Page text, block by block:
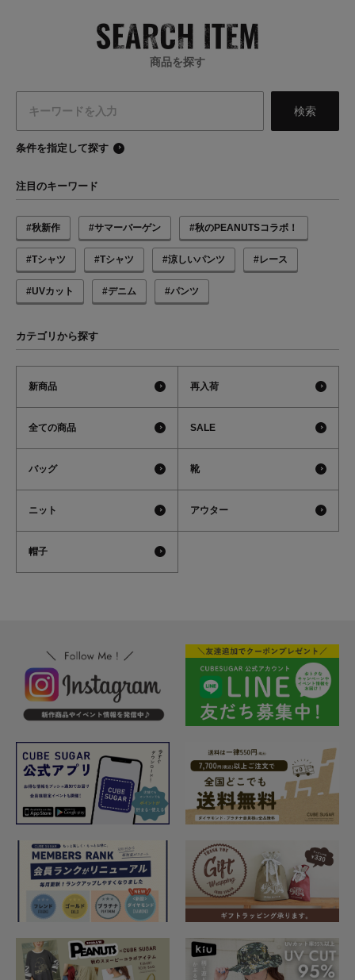
商品を探す
条件を指定して探す
注目のキーワード
#秋新作 #サマーバーゲン #秋のPEANUTSコラボ！
#Tシャツ #Tシャツ #涼しいパンツ #レース
#UVカット #デニム #パンツ
カテゴリから探す
新商品 再入荷
全ての商品 SALE
バッグ 靴
ニット アウター
帽子